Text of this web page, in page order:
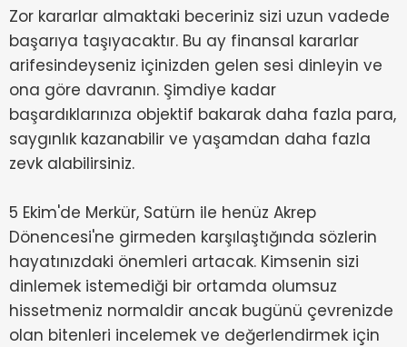
Zor kararlar almaktaki beceriniz sizi uzun vadede
başarıya taşıyacaktır. Bu ay finansal kararlar
arifesindeyseniz içinizden gelen sesi dinleyin ve
ona göre davranın. Şimdiye kadar
başardıklarınıza objektif bakarak daha fazla para,
saygınlık kazanabilir ve yaşamdan daha fazla
zevk alabilirsiniz.
5 Ekim'de Merkür, Satürn ile henüz Akrep
Dönencesi'ne girmeden karşılaştığında sözlerin
hayatınızdaki önemleri artacak. Kimsenin sizi
dinlemek istemediği bir ortamda olumsuz
hissetmeniz normaldir ancak bugünü çevrenizde
olan bitenleri incelemek ve değerlendirmek için